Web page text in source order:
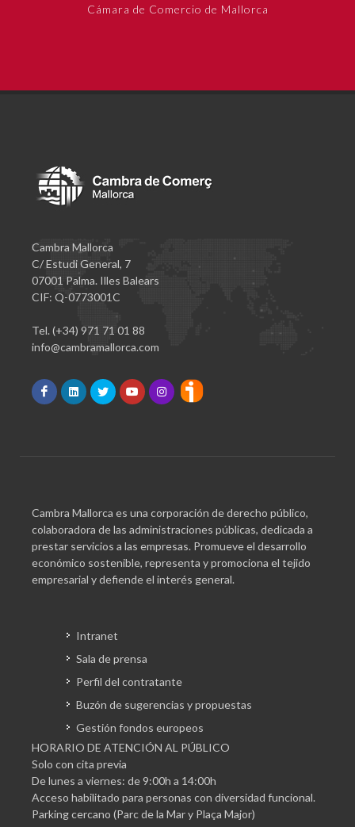
Cámara de Comercio de Mallorca
Cambra Mallorca
C/ Estudi General, 7
07001 Palma. Illes Balears
CIF: Q-0773001C
Tel. (+34) 971 71 01 88
info@cambramallorca.com
Cambra Mallorca es una corporación de derecho público,
colaboradora de las administraciones públicas, dedicada a
prestar servicios a las empresas. Promueve el desarrollo
económico sostenible, representa y promociona el tejido
empresarial y defiende el interés general.
Intranet
Sala de prensa
Perfil del contratante
Buzón de sugerencias y propuestas
Gestión fondos europeos
HORARIO DE ATENCIÓN AL PÚBLICO
Solo con cita previa
De lunes a viernes: de 9:00h a 14:00h
Acceso habilitado para personas con diversidad funcional.
Parking cercano (Parc de la Mar y Plaça Major)